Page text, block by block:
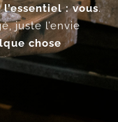
: vous.
juste l’envie
chose